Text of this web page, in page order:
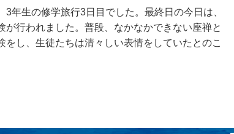
3年生の修学旅行3日目でした。最終日の今日は、
が行われました。普段、なかなかできない座禅と
をし、生徒たちは清々しい表情をしていたとのこ